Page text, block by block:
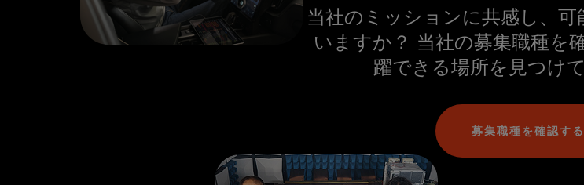
当社のミッションに共感し、可
いますか？ 当社の募集職種を
躍できる場所を見つけ
募集職種を確認する